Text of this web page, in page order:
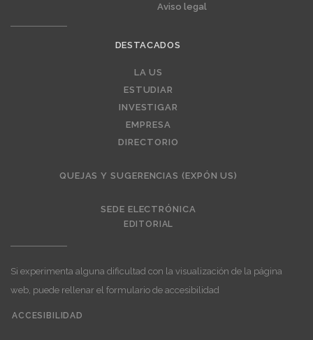
Aviso legal
DESTACADOS
LA US
ESTUDIAR
INVESTIGAR
EMPRESA
DIRECTORIO
QUEJAS Y SUGERENCIAS (EXPÓN US)
SEDE ELECTRÓNICA
EDITORIAL
Si experimenta alguna dificultad con la visualización de la página
web, puede rellenar el formulario de accesibilidad
ACCESIBILIDAD